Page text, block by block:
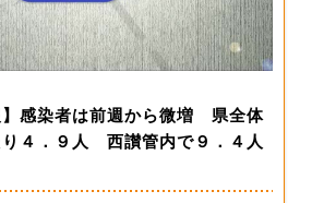
】感染者は前週から微増 県全体
４．９人 西讃管内で９．４人